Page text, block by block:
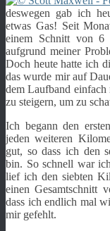
deswegen gab ich
etwas Gas! Seit
einem Schnitt von 6
aufgrund meiner
Doch heute hatte ich
das wurde mir auf
dem Laufband
zu steigern, um zu
Ich begann den
jeden weiteren
gut, so dass ich den
bin. So schnell war
lief ich den siebten
einen Gesamtschnitt
dass ich endlich mal
mir gefehlt.